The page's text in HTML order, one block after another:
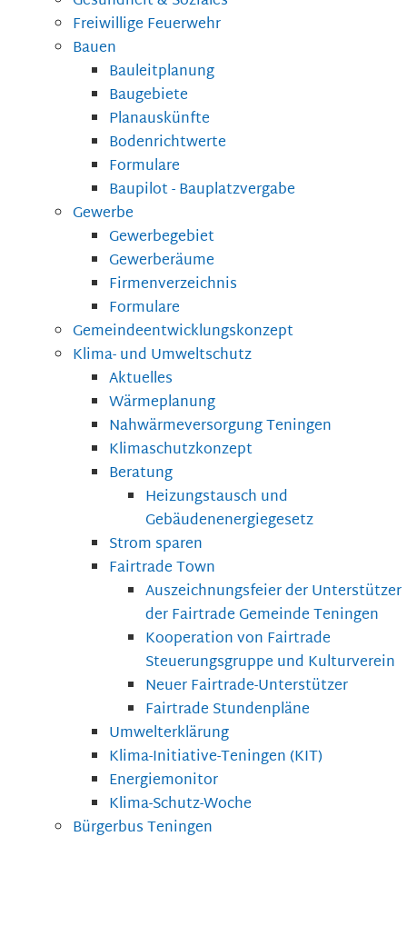
Freiwillige Feuerwehr
Bauen
Bauleitplanung
Baugebiete
Planauskünfte
Bodenrichtwerte
Formulare
Baupilot - Bauplatzvergabe
Gewerbe
Gewerbegebiet
Gewerberäume
Firmenverzeichnis
Formulare
Gemeindeentwicklungskonzept
Klima- und Umweltschutz
Aktuelles
Wärmeplanung
Nahwärmeversorgung Teningen
Klimaschutzkonzept
Beratung
Heizungstausch und
Gebäudenenergiegesetz
Strom sparen
Fairtrade Town
Auszeichnungsfeier der Unterstützer
der Fairtrade Gemeinde Teningen
Kooperation von Fairtrade
Steuerungsgruppe und Kulturverein
Neuer Fairtrade-Unterstützer
Fairtrade Stundenpläne
Umwelterklärung
Klima-Initiative-Teningen (KIT)
Energiemonitor
Klima-Schutz-Woche
Bürgerbus Teningen